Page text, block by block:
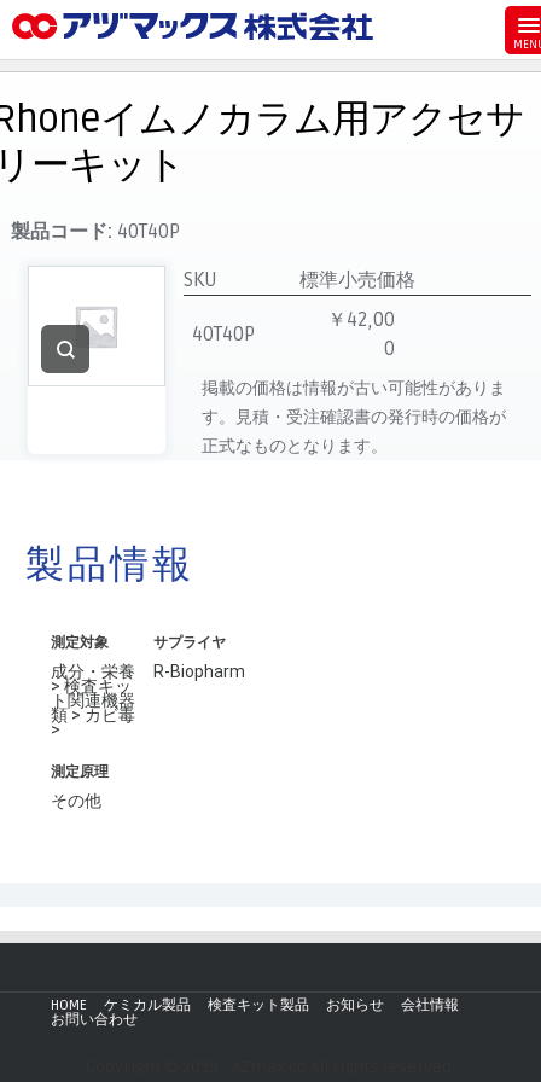
お気に入り
お買い物カゴ
ご注文
マイページ
主要取扱ブランド
代理店一覧
製品検索
イムノカラム用アクセサ
ーキット
製品コード: 40T40P
SKU
標準小売価格
40T40P
￥42,00
0
掲載の価格は情報が古い可能性がありま
す。見積・受注確認書の発行時の価格が
正式なものとなります。
製品情報
測定対象
成分・栄養
> 検査キッ
ト関連機器
類 > カビ毒
>
サプライヤ
R-Biopharm
測定原理
その他
HOME ケミカル製品 検査キット製品 お知らせ
会社情報
お問い合わせ